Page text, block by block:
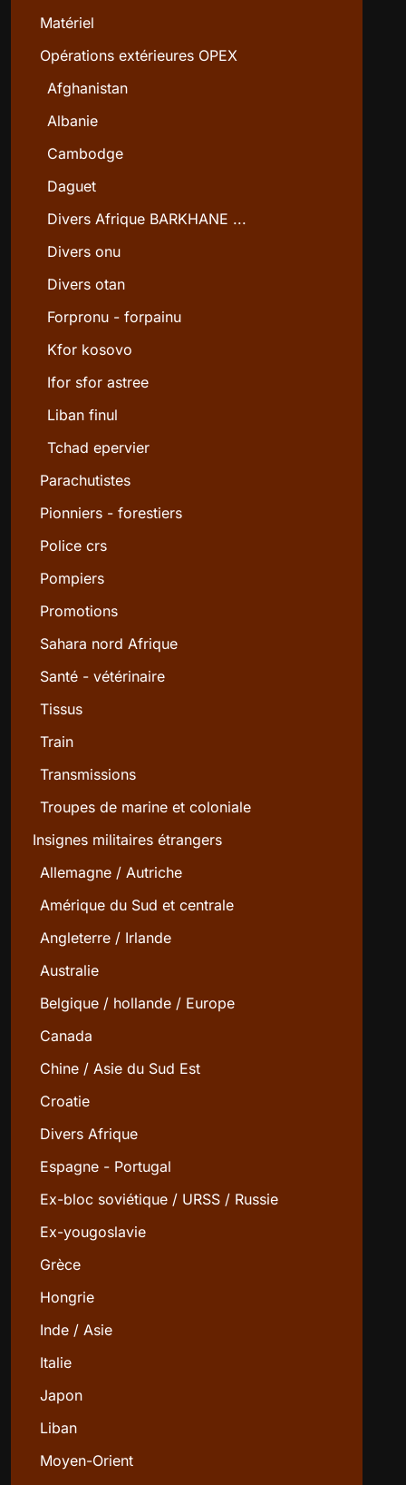
Matériel
Opérations extérieures OPEX
Afghanistan
Albanie
Cambodge
Daguet
Divers Afrique BARKHANE ...
Divers onu
Divers otan
Forpronu - forpainu
Kfor kosovo
Ifor sfor astree
Liban finul
Tchad epervier
Parachutistes
Pionniers - forestiers
Police crs
Pompiers
Promotions
Sahara nord Afrique
Santé - vétérinaire
Tissus
Train
Transmissions
Troupes de marine et coloniale
Insignes militaires étrangers
Allemagne / Autriche
Amérique du Sud et centrale
Angleterre / Irlande
Australie
Belgique / hollande / Europe
Canada
Chine / Asie du Sud Est
Croatie
Divers Afrique
Espagne - Portugal
Ex-bloc soviétique / URSS / Russie
Ex-yougoslavie
Grèce
Hongrie
Inde / Asie
Italie
Japon
Liban
Moyen-Orient